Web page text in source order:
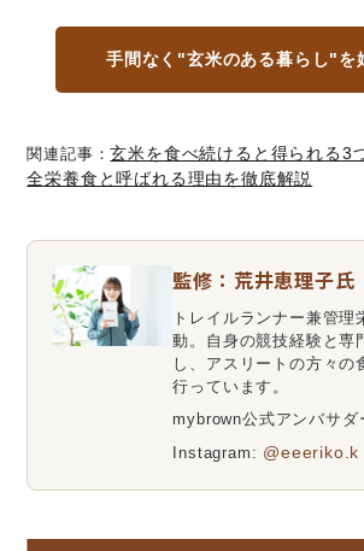
手間なく"玄米のある暮らし"を
関連記事：玄米を食べ続けると得られる3
全栄養食と呼ばれる理由を徹底解説
監修：荒井恵理子氏
トレイルランナー兼管理
動。自身の競技経験と専
し、アスリートの方々の
行っています。
mybrown公式アンバサダ
Instagram: @eeeriko.k